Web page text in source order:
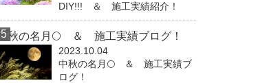
DIY!!! ＆ 施工実績紹介！
中秋の名月🌕 ＆ 施工実績ブログ！
2023.10.04
中秋の名月🌕 ＆ 施工実績ブ
ログ！